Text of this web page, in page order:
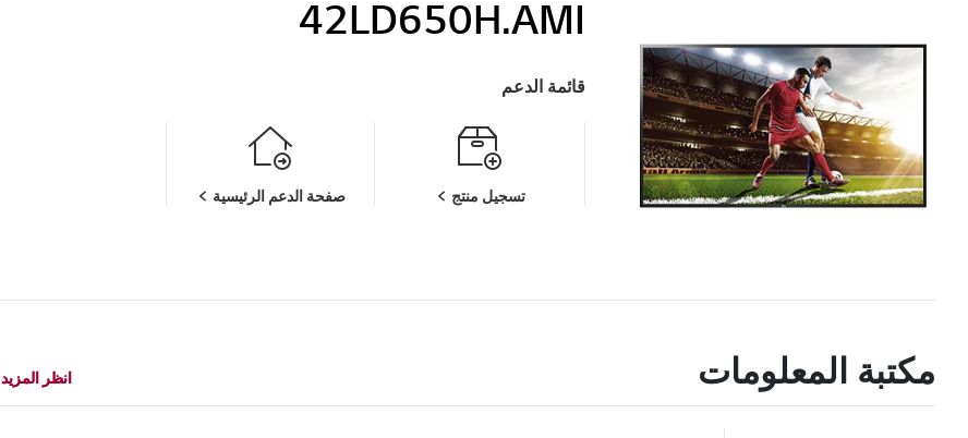
42LD650H.AMI
قائمة الدعم
تسجيل منتج صفحة الدعم الرئيسية
مكتبة المعلومات انظر المزيد
انظر المزيد